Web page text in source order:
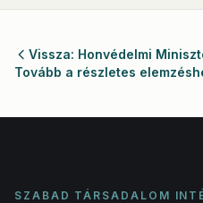
Vissza: Honvédelmi
Tovább a részletes
SZABAD TÁRSADALOM